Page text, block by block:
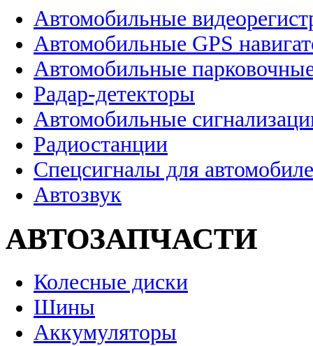
Автомобильные
Автомобильные GPS
Автомобильные
Радар-детекторы
Автомобильные
Радиостанции
Спецсигналы для
Автозвук
АВТОЗАПЧАСТИ
Колесные диски
Шины
Аккумуляторы